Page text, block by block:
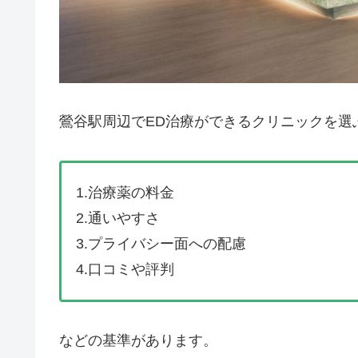
鶯谷駅周辺でED治療ができるクリニックを選
1.治療薬の料金
2.通いやすさ
3.プライバシー面への配慮
4.口コミや評判
などの基準があります。